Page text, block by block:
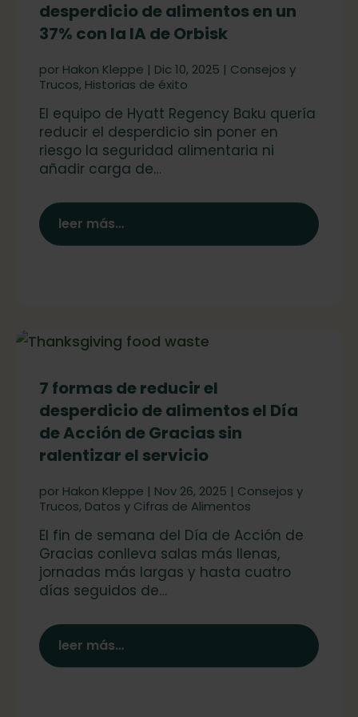
desperdicio de alimentos en un
37% con la IA de Orbisk
por Hakon Kleppe | Dic 10, 2025 | Consejos y
Trucos, Historias de éxito
El equipo de Hyatt Regency Baku quería
reducir el desperdicio sin poner en
riesgo la seguridad alimentaria ni
añadir carga de…
leer más…
7 formas de reducir el
desperdicio de alimentos el Día
de Acción de Gracias sin
ralentizar el servicio
por Hakon Kleppe | Nov 26, 2025 | Consejos y
Trucos, Datos y Cifras de Alimentos
El fin de semana del Día de Acción de
Gracias conlleva salas más llenas,
jornadas más largas y hasta cuatro
días seguidos de…
leer más…